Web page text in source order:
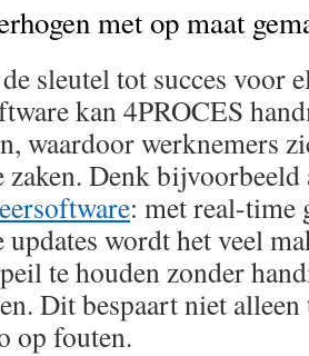
met op maat
sleutel tot succes voor
kan 4PROCES
waardoor werknemers
Denk bijvoorbeeld
: met real-time
updates wordt het veel
te houden zonder
Dit bespaart niet
op fouten.